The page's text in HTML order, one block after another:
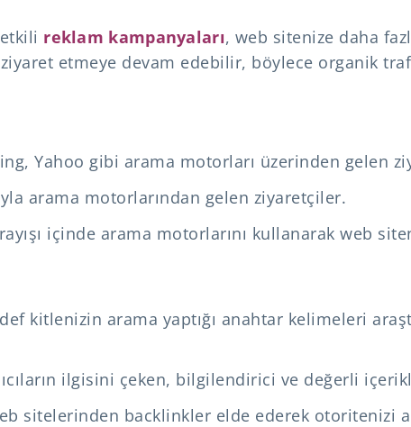
reklam kampanyaları, web sitenize daha
etmeye devam edebilir, böylece organik
Yahoo gibi arama motorları üzerinden gelen
arama motorlarından gelen ziyaretçiler.
içinde arama motorlarını kullanarak web
kitlenizin arama yaptığı anahtar kelimeleri
ilgisini çeken, bilgilendirici ve değerli
sitelerinden backlinkler elde ederek otoritenizi